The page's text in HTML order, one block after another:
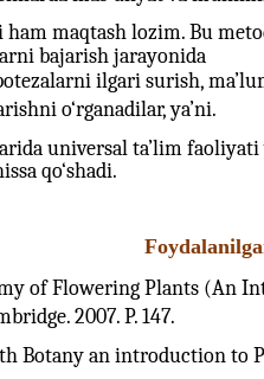
maqtash lozim. Bu
bajarish jarayonida
ilgari surish,
o‘rganadilar, ya’ni.
universal ta’lim
qo‘shadi.
of Flowering Plants (An
2007. P. 147.
Botany an introduction to